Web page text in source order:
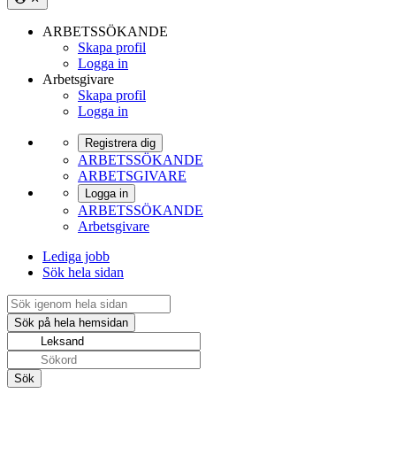
ARBETSSÖKANDE
Skapa profil
Logga in
Arbetsgivare
Skapa profil
Logga in
Registrera dig
ARBETSSÖKANDE
ARBETSGIVARE
Logga in
ARBETSSÖKANDE
Arbetsgivare
Lediga jobb
Sök hela sidan